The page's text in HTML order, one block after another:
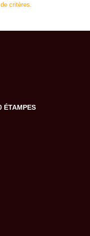
Bien
critères.
ÉTAMPES